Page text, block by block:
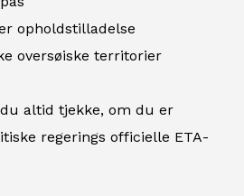
opholdstilladelse
oversøiske territorier
altid tjekke, om du er
regerings officielle ETA-